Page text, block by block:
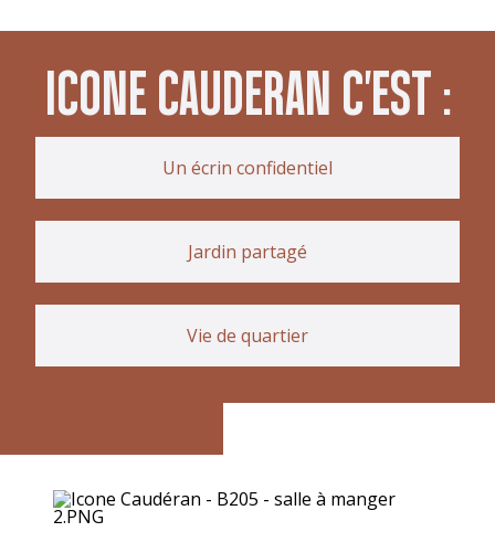
ICONE CAUDERAN C'EST :
Un écrin confidentiel
Jardin partagé
Vie de quartier